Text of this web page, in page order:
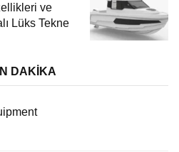
ve
Lüks Tekne
DAKİKA